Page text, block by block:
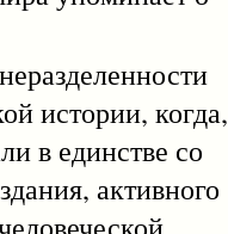
истории, когда,
в единстве со
активного